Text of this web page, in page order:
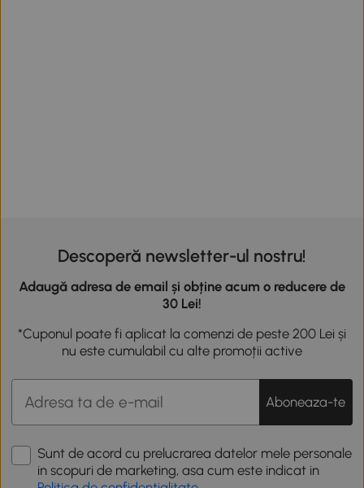
Descoperă newsletter-ul nostru!
Adaugă adresa de email și obține acum o reducere de
30 Lei!
*Cuponul poate fi aplicat la comenzi de peste 200 Lei și
nu este cumulabil cu alte promoții active
Aboneaza-te
Sunt de acord cu prelucrarea datelor mele personale
in scopuri de marketing, asa cum este indicat in